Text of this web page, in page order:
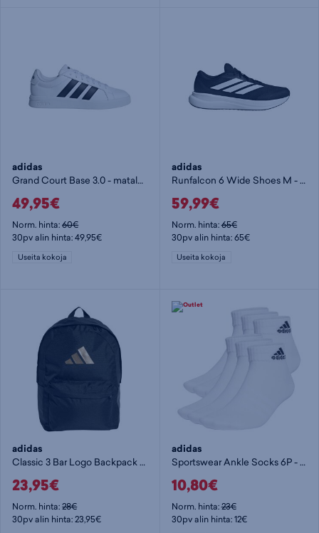
adidas
Grand Court Base 3.0 - matalavartiset tennarit
49,95€
Norm. hinta:60€
30pv alin hinta: 49,95€
Useita kokoja
adidas
Runfalcon 6 Wide Shoes M - miesten juoksukengät
59,99€
Norm. hinta:65€
30pv alin hinta: 65€
Useita kokoja
adidas
Classic 3 Bar Logo Backpack - päiväreppu
23,95€
Norm. hinta:28€
30pv alin hinta: 23,95€
adidas
Sportswear Ankle Socks 6P - nilkkasukat
10,80€
Norm. hinta:23€
30pv alin hinta: 12€